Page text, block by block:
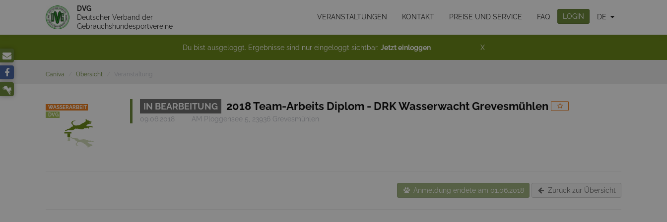
DVG
Deutscher Verband der
Gebrauchshundesportvereine
VERANSTALTUNGEN KONTAKT PREISE UND SERVICE FAQ LOGIN DE
Du bist ausgeloggt. Ergebnisse sind nur eingeloggt sichtbar. Jetzt einloggen X
Caniva Übersicht
WASSERARBEIT
DVG
IN BEARBEITUNG 2018 Team-Arbeits Diplom - DRK Wasserwacht Grevesmühlen
09.06.2018 AM Ploggensee 5, 23936 Grevesmühlen
Anmeldung endete am 01.06.2018 Zurück zur Übersicht